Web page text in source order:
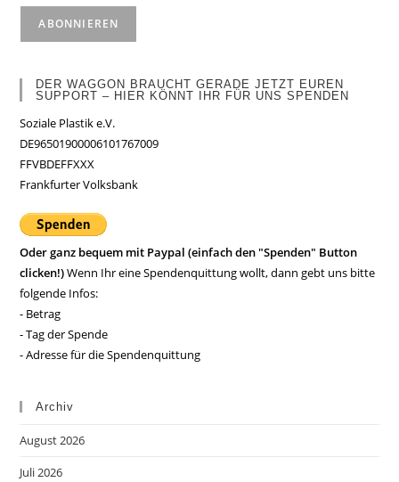
DER WAGGON BRAUCHT GERADE JETZT EUREN
SUPPORT – HIER KÖNNT IHR FÜR UNS SPENDEN
Soziale Plastik e.V.
DE96501900006101767009
FFVBDEFFXXX
Frankfurter Volksbank
Oder ganz bequem mit Paypal (einfach den "Spenden" Button
clicken!)Wenn Ihr eine Spendenquittung wollt, dann gebt uns bitte
folgende Infos:
- Betrag
- Tag der Spende
- Adresse für die Spendenquittung
Archiv
August 2026
Juli 2026